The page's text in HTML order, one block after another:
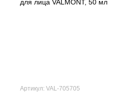
Артикул: VAL-705705